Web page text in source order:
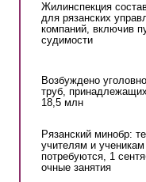
Жилинспекция
для рязанских
компаний, включив
судимости
Возбуждено
труб,
18,5 млн
Рязанский минобр:
учителям и ученикам
потребуются, 1
очные занятия